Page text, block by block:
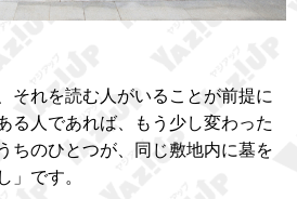
それを読む人がいることが前提に
る人であれば、もう少し変わった
ちのひとつが、同じ敷地内に墓を
」です。